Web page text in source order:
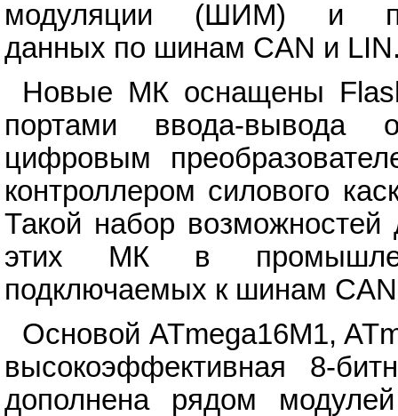
модуляции (ШИМ) и
данных по шинам CAN и
Новые МК оснащены
портами ввода-вывода
цифровым
контроллером силового
Такой набор
этих МК в
подключаемых к шинам
Основой ATmega16M1,
высокоэффективная 8-
дополнена рядом